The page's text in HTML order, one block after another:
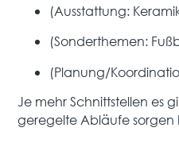
(Ausstattung:
(Sonderthemen:
(Planung/
Je mehr Schnittstellen es
geregelte Abläufe sorgen